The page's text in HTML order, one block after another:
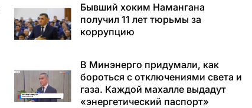
Бывший хоким Намангана
получил 11 лет тюрьмы за
коррупцию
В Минэнерго придумали, как
бороться с отключениями света и
газа. Каждой махалле выдадут
«энергетический паспорт»